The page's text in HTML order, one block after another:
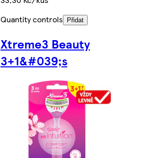
Quantity controls
Přidat
Xtreme3 Beauty
3+1&#039;s